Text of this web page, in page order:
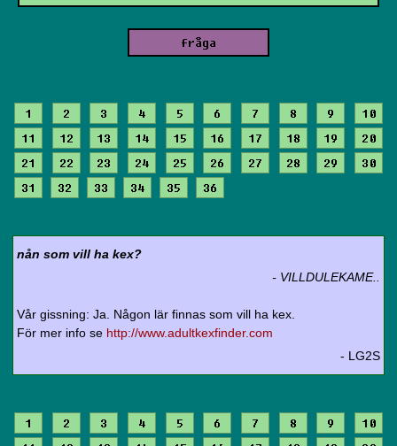
1 2 3 4 5 6 7 8 9
10
11
12 13 14 15 16 17 18 19
20
21
22 23 24 25 26 27 28 29
30
31
32 33 34 35 36
nån som vill ha kex?
- VILLDULEKAME..
Vår gissning: Ja. Någon lär finnas som vill ha kex.
För mer info se http://www.adultkexfinder.com
- LG2S
1 2 3 4 5 6 7 8 9
10